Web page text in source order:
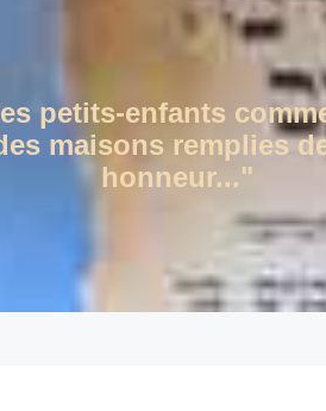
petits-enfants
maisons remplies
honneur..."